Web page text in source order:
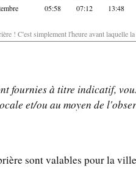
05:58 07:12 13:48
! C'est simplement l'heure avant laquelle
fournies à titre indicatif,
et/ou au moyen de
sont valables pour la